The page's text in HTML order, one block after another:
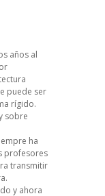
años al
puede ser
rígido.
sobre
ha
profesores
transmitir
y ahora